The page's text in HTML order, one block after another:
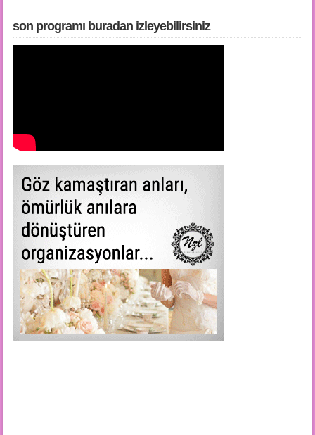
son programı buradan i̇zleyebilirsiniz